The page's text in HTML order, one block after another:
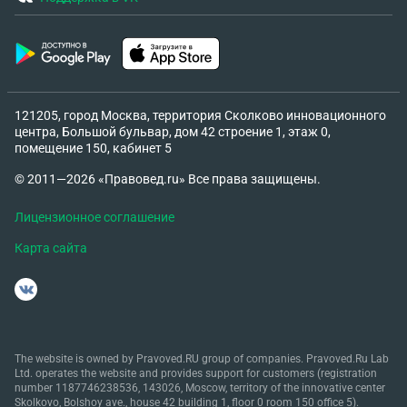
официально отобразить выявленные нарекания в
уведомить Исполнителя о времени проведения
выявления недоделок (на каком основании ст.
или п.договора или закона) и если он не явится то
как это зафиксировать все вышеперечисленное
(составить Акт выявления недоделок, с пометкой
но на нее не явился)? 5) Какое досудебное
Заказчику в адрес Исполнителя (письмо,
претензию или уведомление) и что необходимо в
договора и расписок, фото нареканий и т.д.)? 6) В
обратиться с Иском в Суд (если да, то в какой суд
и по какому адресу, а также по каким
вышеуказанным пунктам (какие можно решить
121205, город Москва, территория Сколково инновационного
центра, Большой бульвар, дом 42 строение 1, этаж 0,
помещение 150, кабинет 5
© 2011—2026 «Правовед.ru» Все права защищены.
Лицензионное соглашение
Карта сайта
The website is owned by Pravoved.RU group of companies. Pravoved.Ru Lab
Ltd. operates the website and provides support for customers (registration
number 1187746238536, 143026, Moscow, territory of the innovative center
Skolkovo, Bolshoy ave., house 42 building 1, floor 0 room 150 office 5).